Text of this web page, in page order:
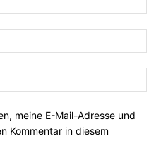
meine E-Mail-Adresse und
Kommentar in diesem